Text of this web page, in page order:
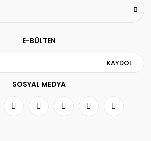
E-BÜLTEN
KAYDOL
SOSYAL MEDYA